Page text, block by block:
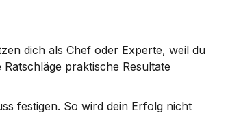
dich als Chef oder Experte, weil du
praktische Resultate
festigen. So wird dein Erfolg nicht